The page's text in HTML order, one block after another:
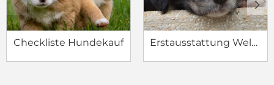
Checkliste Hundekauf Erstausstattung Welpe
c d